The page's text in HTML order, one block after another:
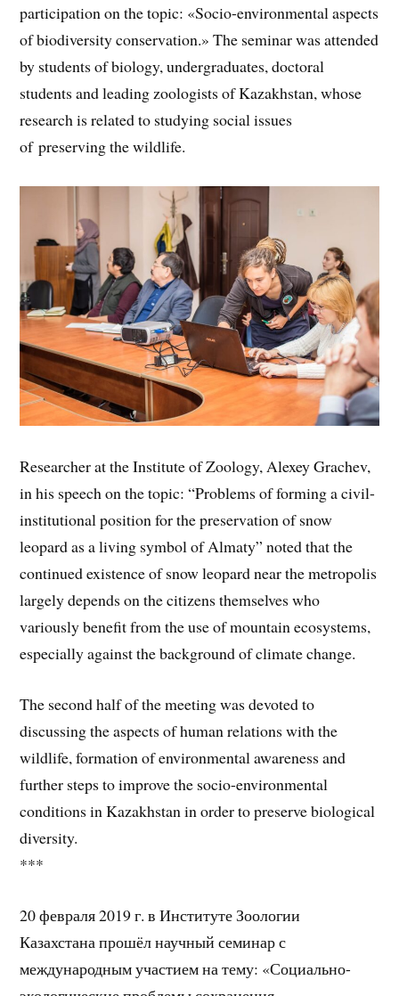
participation on the topic: «Socio-environmental aspects
of biodiversity conservation.» The seminar was attended
by students of biology, undergraduates, doctoral
students and leading zoologists of Kazakhstan, whose
research is related to studying social issues
of preserving the wildlife.
Researcher at the Institute of Zoology, Alexey Grachev,
in his speech on the topic: “Problems of forming a civil-
institutional position for the preservation of snow
leopard as a living symbol of Almaty” noted that the
continued existence of snow leopard near the metropolis
largely depends on the citizens themselves who
variously benefit from the use of mountain ecosystems,
especially against the background of climate change.
The second half of the meeting was devoted to
discussing the aspects of human relations with the
wildlife, formation of environmental awareness and
further steps to improve the socio-environmental
conditions in Kazakhstan in order to preserve biological
diversity.
***
20 февраля 2019 г. в Институте Зоологии
Казахстана прошёл научный семинар с
международным участием на тему: «Социально-